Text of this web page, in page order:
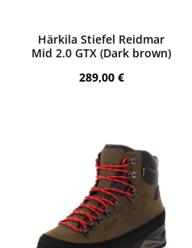
Härkila Stiefel Reidmar
Mid 2.0 GTX (Dark brown)
Regulärer Preis:
289,00 €